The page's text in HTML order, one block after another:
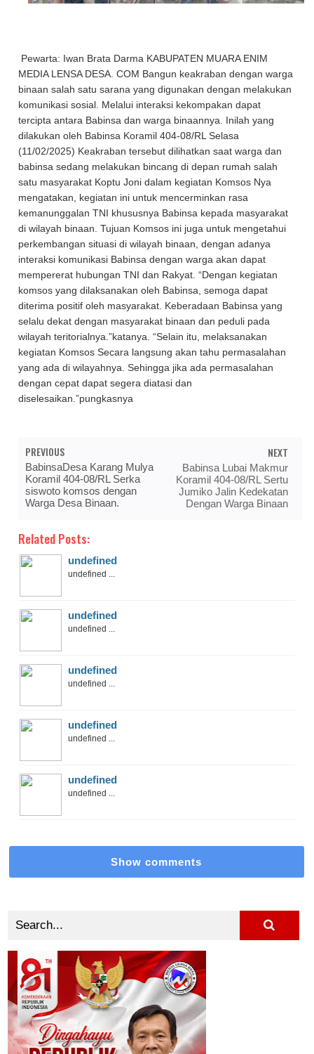
Pewarta: Iwan Brata Darma KABUPATEN MUARA ENIM
MEDIA LENSA DESA. COM Bangun keakraban dengan warga
binaan salah satu sarana yang digunakan dengan melakukan
komunikasi sosial. Melalui interaksi kekompakan dapat
tercipta antara Babinsa dan warga binaannya. Inilah yang
dilakukan oleh Babinsa Koramil 404-08/RL Selasa
(11/02/2025) Keakraban tersebut dilihatkan saat warga dan
babinsa sedang melakukan bincang di depan rumah salah
satu masyarakat Koptu Joni dalam kegiatan Komsos Nya
mengatakan, kegiatan ini untuk mencerminkan rasa
kemanunggalan TNI khususnya Babinsa kepada masyarakat
di wilayah binaan. Tujuan Komsos ini juga untuk mengetahui
perkembangan situasi di wilayah binaan, dengan adanya
interaksi komunikasi Babinsa dengan warga akan dapat
mempererat hubungan TNI dan Rakyat. “Dengan kegiatan
komsos yang dilaksanakan oleh Babinsa, semoga dapat
diterima positif oleh masyarakat. Keberadaan Babinsa yang
selalu dekat dengan masyarakat binaan dan peduli pada
wilayah teritorialnya.”katanya. “Selain itu, melaksanakan
kegiatan Komsos Secara langsung akan tahu permasalahan
yang ada di wilayahnya. Sehingga jika ada permasalahan
dengan cepat dapat segera diatasi dan
diselesaikan.”pungkasnya
PREVIOUS
BabinsaDesa Karang Mulya
Koramil 404-08/RL Serka
siswoto komsos dengan
Warga Desa Binaan.
NEXT
Babinsa Lubai Makmur
Koramil 404-08/RL Sertu
Jumiko Jalin Kedekatan
Dengan Warga Binaan
Related Posts:
undefined
undefined ...
undefined
undefined ...
undefined
undefined ...
undefined
undefined ...
undefined
undefined ...
Show comments